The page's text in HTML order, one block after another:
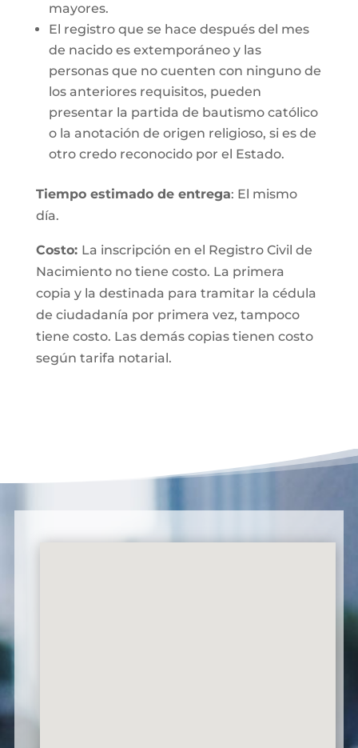
mayores.
El registro que se hace después del mes
de nacido es extemporáneo y las
personas que no cuenten con ninguno de
los anteriores requisitos, pueden
presentar la partida de bautismo católico
o la anotación de origen religioso, si es de
otro credo reconocido por el Estado.
Tiempo estimado de entrega: El mismo
día.
Costo: La inscripción en el Registro Civil de
Nacimiento no tiene costo. La primera
copia y la destinada para tramitar la cédula
de ciudadanía por primera vez, tampoco
tiene costo. Las demás copias tienen costo
según tarifa notarial.